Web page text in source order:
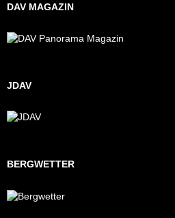
DAV MAGAZIN
JDAV
BERGWETTER